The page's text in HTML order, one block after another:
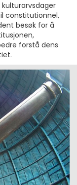
kulturarvsdager
constitutionnel,
besøk for å
forstå dens